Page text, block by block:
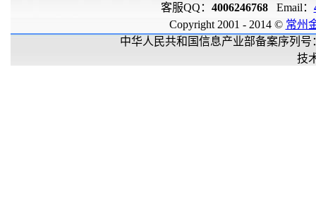
客服QQ： 4006246768Email：
Copyright 2001 - 2014 © 常州
中华人民共和国信息产业部备案序列号
技